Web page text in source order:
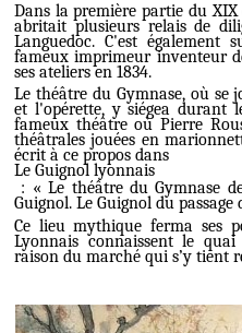
Dans la première partie du
abritait plusieurs relais de
Languedoc. C'est
fameux imprimeur inventeur
ses ateliers en 1834.
Le théâtre du Gymnase, où se
et l'opérette, y siégea durant
fameux théâtre où Pierre
théâtrales jouées en
écrit à ce propos dans
Le Guignol lyonnais
: «Le théâtre du Gymnase
Guignol. Le Guignol du
Ce lieu mythique ferma ses
Lyonnais connaissent le
raison du marché qui s’y tient